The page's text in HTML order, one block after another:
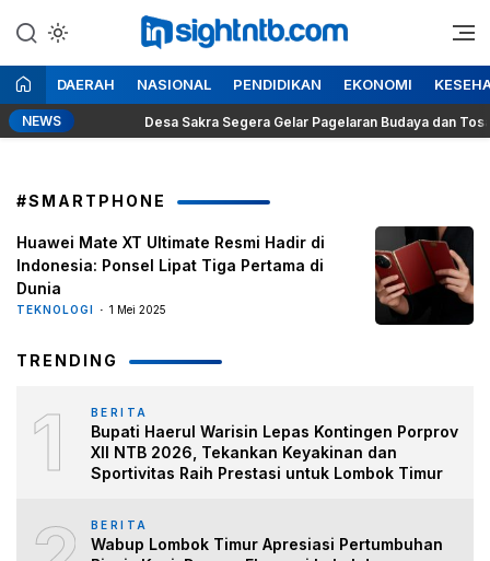
ke
konten
Insight NTB
Berita Seputar NTB
DAERAH NASIONAL PENDIDIKAN EKONOMI
NEWS Desa Sakra Segera Gelar Pagelaran Budaya dan Tosan
#SMARTPHONE
Huawei Mate XT Ultimate Resmi Hadir di
Indonesia: Ponsel Lipat Tiga Pertama di
Dunia
TEKNOLOGI 1 Mei 2025
TRENDING
1 BERITA
Bupati Haerul Warisin Lepas Kontingen Porprov
XII NTB 2026, Tekankan Keyakinan dan
Sportivitas Raih Prestasi untuk Lombok Timur
BERITA
Wabup Lombok Timur Apresiasi Pertumbuhan